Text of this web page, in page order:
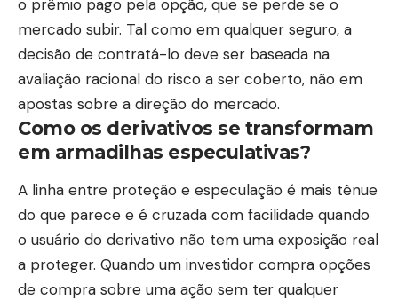
o prêmio pago pela opção, que se perde se o
mercado subir. Tal como em qualquer seguro, a
decisão de contratá-lo deve ser baseada na
avaliação racional do risco a ser coberto, não em
apostas sobre a direção do mercado.
Como os derivativos se transformam
em armadilhas especulativas?
A linha entre proteção e especulação é mais tênue
do que parece e é cruzada com facilidade quando
o usuário do derivativo não tem uma exposição real
a proteger. Quando um investidor compra opções
de compra sobre uma ação sem ter qualquer